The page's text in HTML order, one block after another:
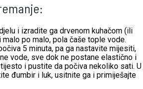
i izradite ga drvenom kuhačom (ili
po malo, pola čaše tople vode.
5 minuta, pa ga nastavite mijesiti,
vode, sve dok ne postane elastično i
i pustite da počiva nekoliko sati. U
đumbir i luk, usitnite ga i primiješajte